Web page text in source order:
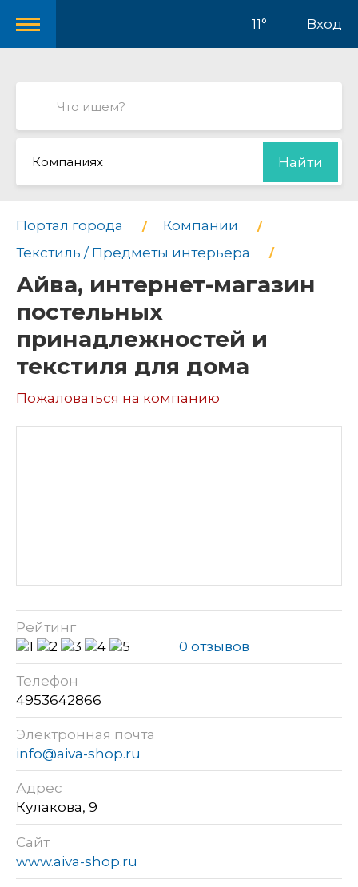
11° Вход
Компаниях Найти
Портал города
Компании
Текстиль / Предметы интерьера
Айва, интернет-магазин
постельных
принадлежностей и
текстиля для дома
Пожаловаться на компанию
Рейтинг
0 отзывов
Телефон
4953642866
Электронная почта
info@aiva-shop.ru
Адрес
Кулакова, 9
Сайт
www.aiva-shop.ru